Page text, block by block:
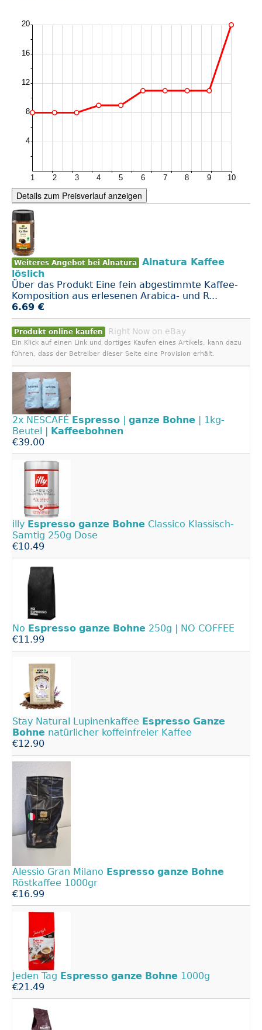
Details zum Preisverlauf anzeigen
Weiteres Angebot bei Alnatura
Alnatura Kaffee
löslich
Über das Produkt Eine fein abgestimmte Kaffee-
Komposition aus erlesenen Arabica- und R...
6.69 €
Produkt online kaufen Right Now on eBay
Ein Klick auf einen Link und dortiges Kaufen eines Artikels, kann dazu
führen, dass der Betreiber dieser Seite eine Provision erhält.
2x NESCAFÉ Espresso ganze Bohne | 1kg-
Beutel |
Kaffeebohnen
€39.00
illy Espresso ganze Bohne Classico Klassisch-
Samtig 250g Dose
€10.49
No Espresso ganze Bohne 250g | NO COFFEE
€11.99
Stay Natural Lupinenkaffee Espresso Ganze
Bohne natürlicher koffeinfreier Kaffee
€12.90
Alessio Gran Milano Espresso ganze Bohne
Röstkaffee 1000gr
€16.99
Jeden Tag Espresso ganze Bohne 1000g
€21.49